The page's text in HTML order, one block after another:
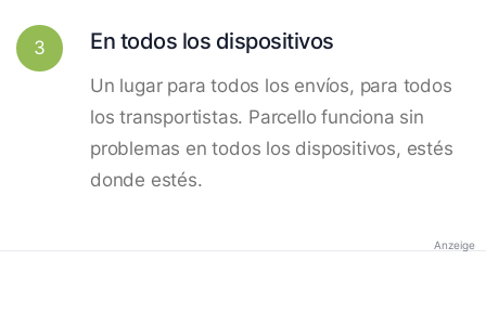
3 En todos los dispositivos
Un lugar para todos los envíos, para todos
los transportistas. Parcello funciona sin
problemas en todos los dispositivos, estés
donde estés.
Anzeige